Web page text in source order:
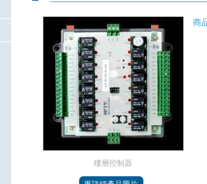
樓層控制器
商